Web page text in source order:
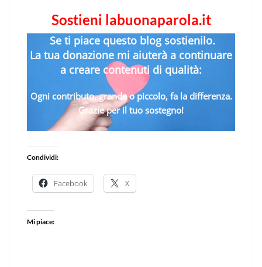
Sostieni labuonaparola.it
Se ti piace questo blog sostienilo.
La tua donazione mi aiuterà a continuare
a creare contenuti di qualità:
Ogni contributo, grande o piccolo, fa la differenza.
Grazie per il tuo sostegno!
Condividi:
Facebook X
Mi piace: